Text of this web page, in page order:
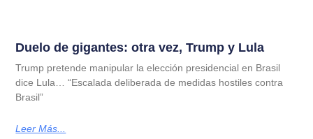
Duelo de gigantes: otra vez, Trump y Lula
Trump pretende manipular la elección presidencial en Brasil
dice Lula… “Escalada deliberada de medidas hostiles contra
Brasil”
Leer Más...